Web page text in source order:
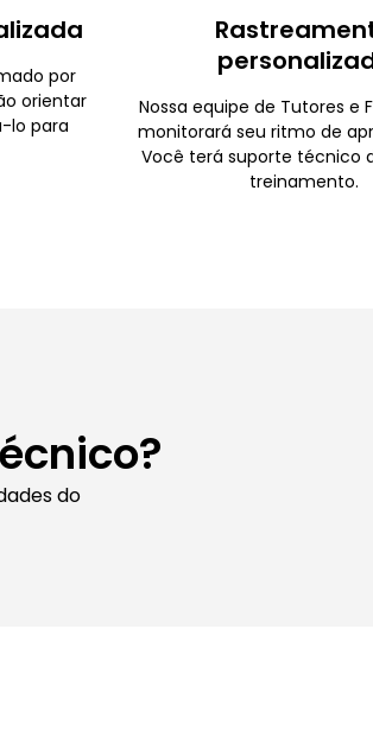
por
orientar
lo para
Nossa equipe de Tutores e
monitorará seu ritmo de
Você terá suporte técnico
treinamento.
do